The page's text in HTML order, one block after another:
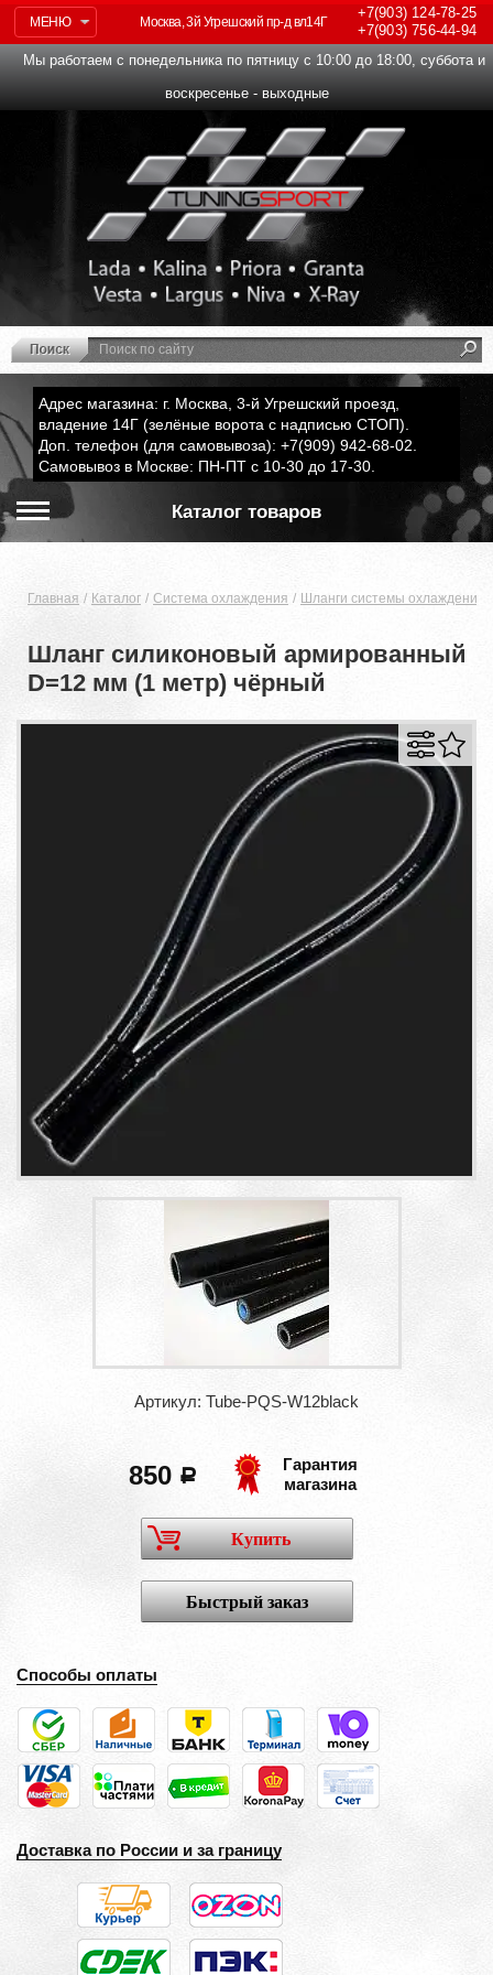
МЕНЮ
+7(903)124-78-25
+7(903)756-44-94
Москва, 3й Угрешский пр-д вл14Г
Мы работаем с понедельника по пятницу с 10:00 до 18:00, суббота и
воскресенье - выходные
Адрес магазина: г. Москва, 3-й Угрешский проезд,
владение 14Г (зелёные ворота с надписью СТОП).
Доп. телефон (для самовывоза): +7(909) 942-68-02.
Самовывоз в Москве: ПН-ПТ с 10-30 до 17-30.
Каталог товаров
Главная Каталог Система охлаждения Шланги системы охлаждения
Шланг силиконовый армированный
D=12 мм (1 метр) чёрный
Артикул: Tube-PQS-W12black
850 a
Гарантия
магазина
Купить
Быстрый заказ
Способы оплаты
Доставка по России и за границу